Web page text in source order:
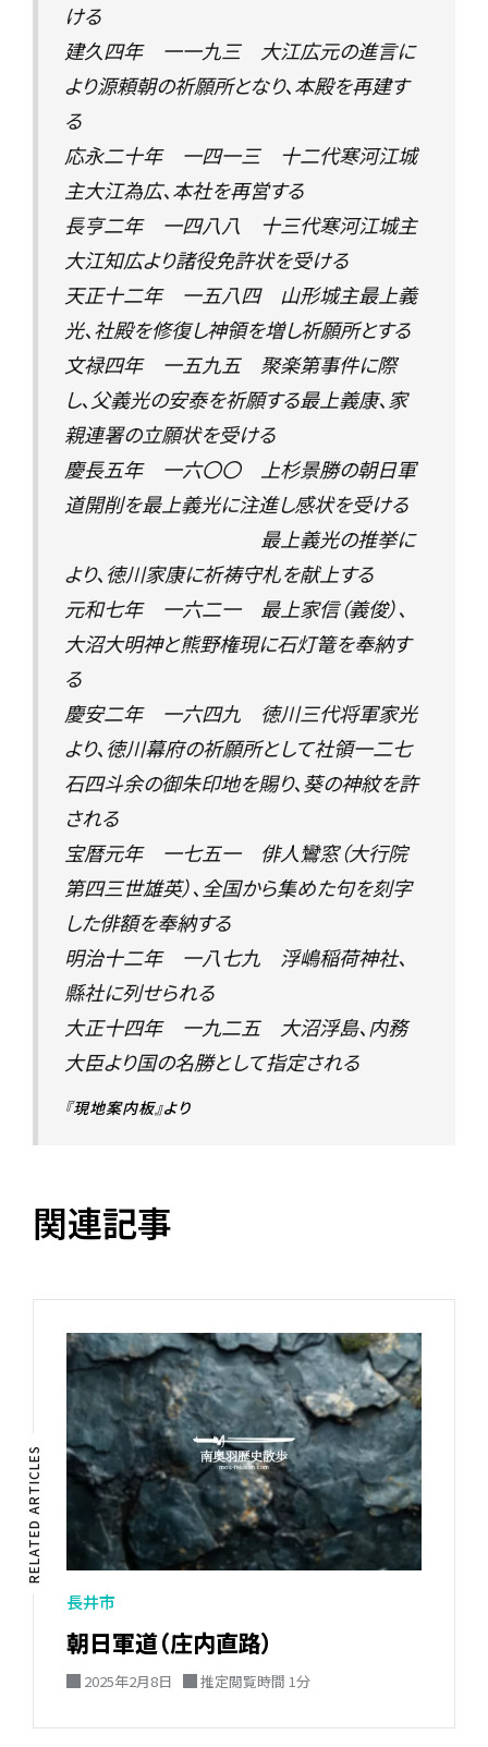
ける
建久四年 一一九三 大江広元の進言に
より源頼朝の祈願所となり、本殿を再建す
る
応永二十年 一四一三 十二代寒河江城
主大江為広、本社を再営する
長亨二年 一四八八 十三代寒河江城主
大江知広より諸役免許状を受ける
天正十二年 一五八四 山形城主最上義
光、社殿を修復し神領を増し祈願所とする
文禄四年 一五九五 聚楽第事件に際
し、父義光の安泰を祈願する最上義康、家
親連署の立願状を受ける
慶長五年 一六〇〇 上杉景勝の朝日軍
道開削を最上義光に注進し感状を受ける
最上義光の推挙に
より、徳川家康に祈祷守札を献上する
元和七年 一六二一 最上家信（義俊）、
大沼大明神と熊野権現に石灯篭を奉納す
る
慶安二年 一六四九 徳川三代将軍家光
より、徳川幕府の祈願所として社領一二七
石四斗余の御朱印地を賜り、葵の神紋を許
される
宝暦元年 一七五一 俳人鸞窓（大行院
第四三世雄英）、全国から集めた句を刻字
した俳額を奉納する
明治十二年 一八七九 浮嶋稲荷神社、
縣社に列せられる
大正十四年 一九二五 大沼浮島、内務
大臣より国の名勝として指定される
『現地案内板』より
関連記事
RELATED ARTICLES
長井市
朝日軍道（庄内直路）
2025年2月8日 推定閲覧時間 1分